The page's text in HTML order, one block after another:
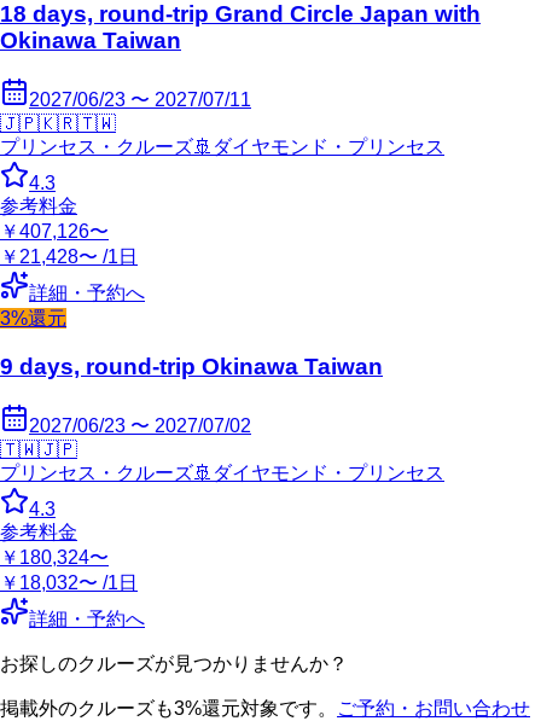
18 days, round-trip Grand Circle Japan with
Okinawa Taiwan
2027/06/23 〜 2027/07/11
🇯🇵🇰🇷🇹🇼
プリンセス・クルーズ🚢 ダイヤモンド・プリンセス
4.3
参考料金
￥407,126〜
￥21,428〜 /1日
詳細・予約へ
3%還元
9 days, round-trip Okinawa Taiwan
2027/06/23 〜 2027/07/02
🇹🇼🇯🇵
プリンセス・クルーズ🚢 ダイヤモンド・プリンセス
4.3
参考料金
￥180,324〜
￥18,032〜 /1日
詳細・予約へ
お探しのクルーズが見つかりませんか？
掲載外のクルーズも3%還元対象です。 ご予約・お問い合わせ